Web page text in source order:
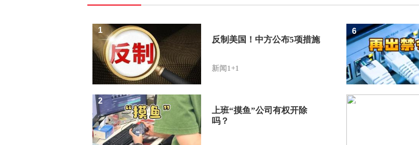
反制美国！中方公布5项措施
新闻1+1
1
上班“摸鱼”公司有权开除
吗？
2
6
7